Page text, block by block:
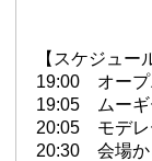
【スケジュー
19:00 オープ
19:05 ムーギ
20:05 モデレ
20:30 会場か